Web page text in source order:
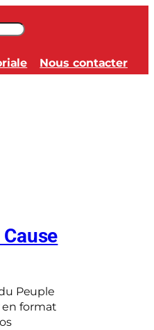
Nous contacter
Peuple
en format